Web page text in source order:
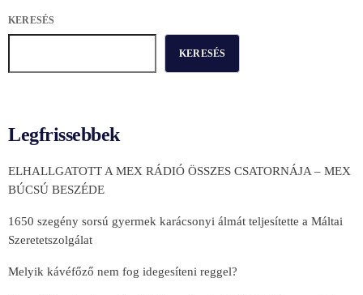
KERESÉS
KERESÉS
Legfrissebbek
ELHALLGATOTT A MEX RÁDIÓ ÖSSZES CSATORNÁJA – MEX
BÚCSÚ BESZÉDE
1650 szegény sorsú gyermek karácsonyi álmát teljesítette a Máltai
Szeretetszolgálat
Melyik kávéfőző nem fog idegesíteni reggel?